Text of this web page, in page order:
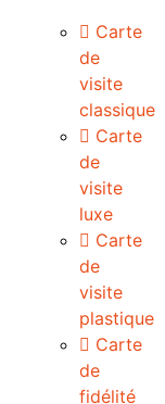
Carte
de
visite
classique
Carte
de
visite
luxe
Carte
de
visite
plastique
Carte
de
fidélité